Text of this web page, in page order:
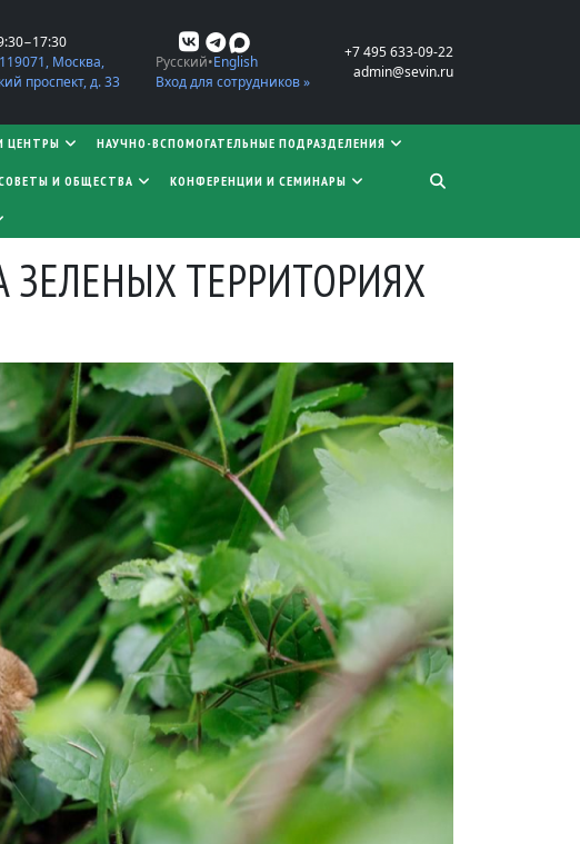
Москва,
проспект, д. 33
Русский English
Вход для сотрудников »
+7 495 633-09-22
admin@sevin.ru
ЦЕНТРЫ НАУЧНО-ВСПОМОГАТЕЛЬНЫЕ ПОДРАЗДЕЛЕНИЯ
И ОБЩЕСТВА КОНФЕРЕНЦИИ И СЕМИНАРЫ
ЗЕЛЕНЫХ ТЕРРИТОРИЯХ